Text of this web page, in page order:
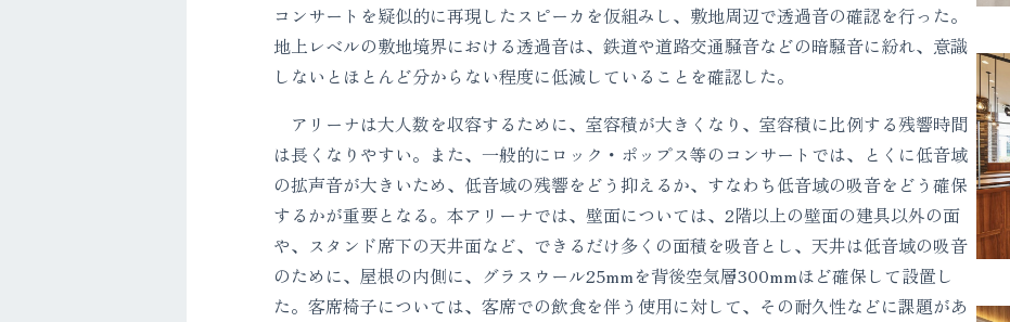
コンサートを疑似的に再現したスピーカを仮組みし、敷地周辺で透過音の確認を行った。
地上レベルの敷地境界における透過音は、鉄道や道路交通騒音などの暗騒音に紛れ、意識
しないとほとんど分からない程度に低減していることを確認した。
アリーナは大人数を収容するために、室容積が大きくなり、室容積に比例する残響時間
は長くなりやすい。また、一般的にロック・ポップス等のコンサートでは、とくに低音域
の拡声音が大きいため、低音域の残響をどう抑えるか、すなわち低音域の吸音をどう確保
するかが重要となる。本アリーナでは、壁面については、2階以上の壁面の建具以外の面
や、スタンド席下の天井面など、できるだけ多くの面積を吸音とし、天井は低音域の吸音
のために、屋根の内側に、グラスウール25mmを背後空気層300mmほど確保して設置し
た。客席椅子については、客席での飲食を伴う使用に対して、その耐久性などに課題があ